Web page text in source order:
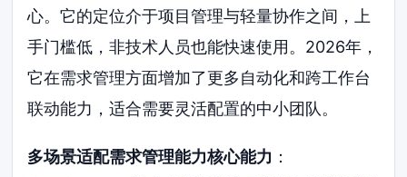
心。它的定位介于项目管理与轻量协作之间，上
手门槛低，非技术人员也能快速使用。2026年，
它在需求管理方面增加了更多自动化和跨工作台
联动能力，适合需要灵活配置的中小团队。
多场景适配需求管理能力核心能力 ：